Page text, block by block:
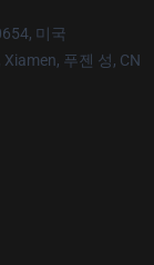
미국
푸젠 성, CN